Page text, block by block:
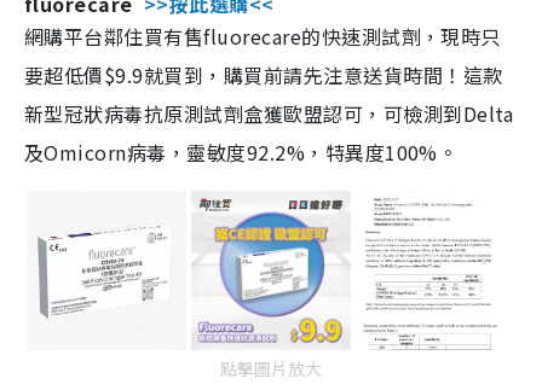
網購平台鄰住買有售fluorecare的快速測試劑，現時只
要超低價$9.9就買到，購買前請先注意送貨時間！這款
新型冠狀病毒抗原測試劑盒獲歐盟認可，可檢測到Delta
及Omicorn病毒，靈敏度92.2%，特異度100%。
點擊圖片放大